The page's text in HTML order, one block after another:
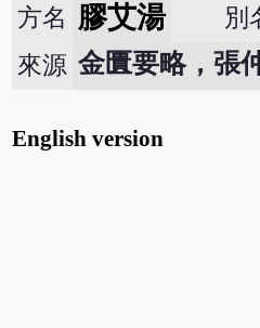
方名 膠艾湯 別
來源 金匱要略，張
English version